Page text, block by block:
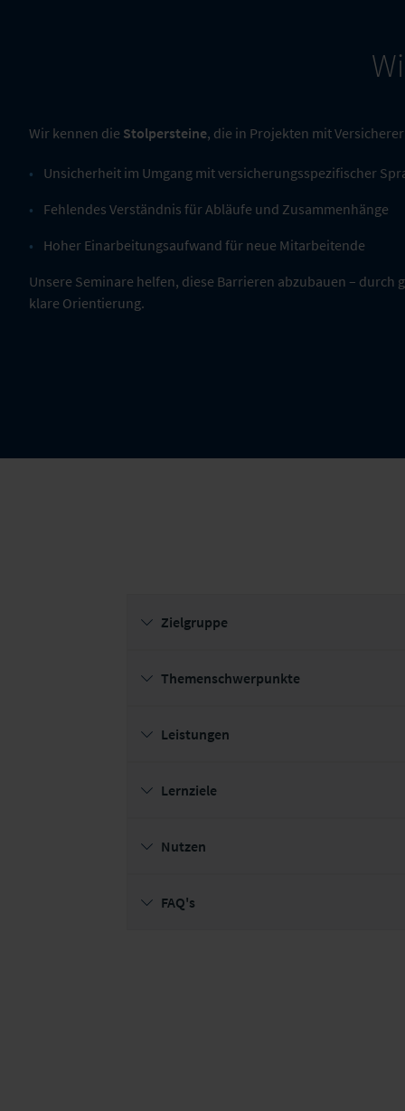
Wir kennen die Stolpersteine, die in Projekten mit
Unsicherheit im Umgang mit versicherungsspezifischer
Fehlendes Verständnis für Abläufe und Zusammenhänge
Hoher Einarbeitungsaufwand für neue Mitarbeitende
Unsere Seminare helfen, diese Barrieren abzubauen – durch
klare Orientierung.
Zielgruppe
Themenschwerpunkte
Leistungen
Lernziele
Nutzen
FAQ's